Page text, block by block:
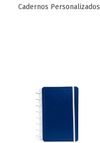
Cadernos Personalizados